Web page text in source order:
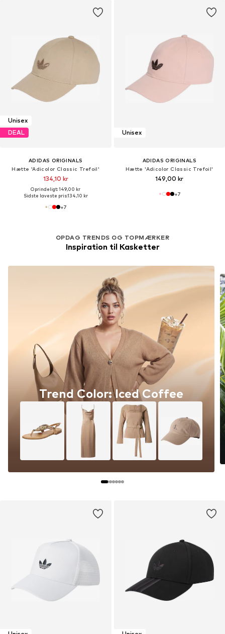
Unisex
DEAL
ADIDAS ORIGINALS
Hætte 'Adicolor Classic Trefoil'
134,10 kr
Oprindeligt: 149,00 kr
Sidste laveste pris:134,10 kr
+7
Unisex
ADIDAS ORIGINALS
Hætte 'Adicolor Classic Trefoil'
149,00 kr
+7
OPDAG TRENDS OG TOPMÆRKER
Inspiration til Kasketter
Trend Color: Iced Coffee